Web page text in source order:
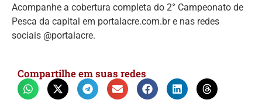
Acompanhe a cobertura completa do 2° Campeonato de
Pesca da capital em portalacre.com.br e nas redes
sociais @portalacre.
Compartilhe em suas redes